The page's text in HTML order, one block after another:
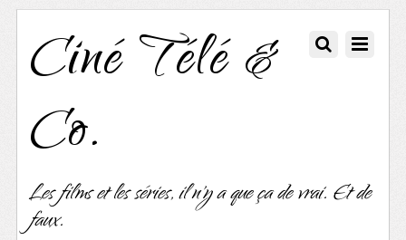
Ciné Télé &
Co.
Les films et les séries, il n'y a que ça de vrai. Et de
faux.